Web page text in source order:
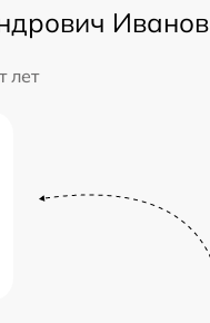
Иванов
лет